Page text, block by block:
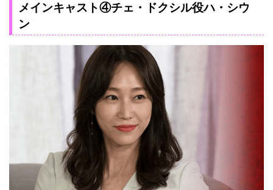
メインキャスト④チェ・ドクシル役ハ・シウ
ン